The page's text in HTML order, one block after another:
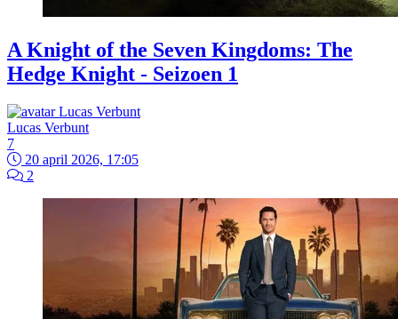
A Knight of the Seven Kingdoms: The
Hedge Knight - Seizoen 1
Lucas Verbunt
7
20 april 2026, 17:05
2